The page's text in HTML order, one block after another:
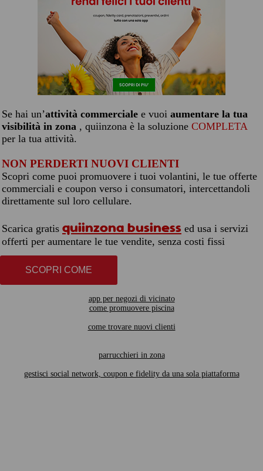
Se hai un’attività commerciale e vuoi aumentare la tua
visibilità in zona , quiinzona è la soluzione COMPLETA
per la tua attività.
NON PERDERTI NUOVI CLIENTI
Scopri come puoi promuovere i tuoi volantini, le tue offerte
commerciali e coupon verso i consumatori, intercettandoli
direttamente sul loro cellulare.
Scarica gratis quiinzona business ed usa i servizi
offerti per aumentare le tue vendite, senza costi fissi
SCOPRI COME
app per negozi di vicinato
come promuovere piscina
come trovare nuovi clienti
parrucchieri in zona
gestisci social network, coupon e fidelity da una sola piattaforma